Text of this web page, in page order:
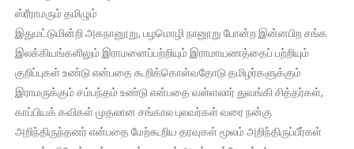
ஸ்ரீராமரும் தமிழும்
இதுமட்டுமின்றி அகநானூறு, பழமொழி நானூறு போன்ற இன்னபிற சங்க
இலக்கியங்களிலும் இராமனைப்பற்றியும் இராமாயணத்தைப் பற்றியும்
குறிப்புகள் உண்டு என்பதை கூறிக்கொள்வதோடு தமிழர்களுக்கும்
இராமருக்கும் சம்பந்தம் உண்டு என்பதை வள்ளலார் துவங்கி சித்தர்கள்,
காப்பியக் கவிகள் முதலான சங்கால புலவர்கள் வரை நன்கு
அறிந்திருந்தனர் என்பதை மேற்கூறிய தரவுகள் மூலம் அறிந்திருப்பீர்கள்